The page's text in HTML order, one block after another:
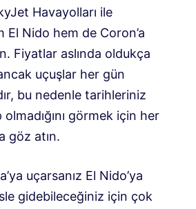
Havayolları ile
El Nido hem de Coron’a
Fiyatlar aslında oldukça
uçuşlar her gün
bu nedenle tarihleriniz
görmek için her
göz atın.
uçarsanız El Nido’ya
gidebileceğiniz için çok